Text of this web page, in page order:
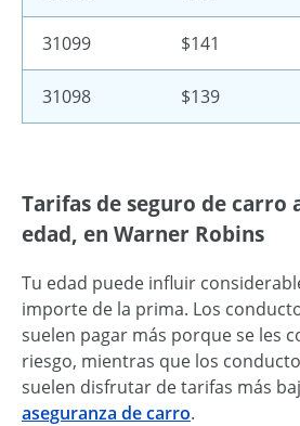
31099 $141
31098 $139
Tarifas de seguro de carro
edad, en Warner Robins
Tu edad puede influir
importe de la prima. Los
suelen pagar más porque se les
riesgo, mientras que los
suelen disfrutar de tarifas más
aseguranza de carro.